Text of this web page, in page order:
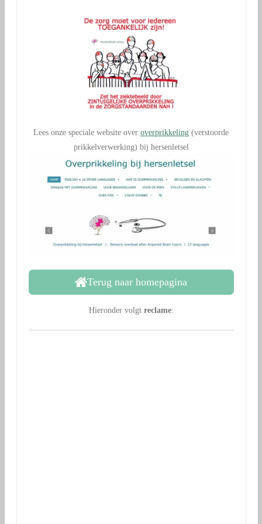
Lees onze speciale website over overprikkeling (verstoorde
prikkelverwerking) bij hersenletsel
Terug naar homepagina
Hieronder volgtreclame: